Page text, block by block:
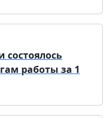
состоялось
работы за 1